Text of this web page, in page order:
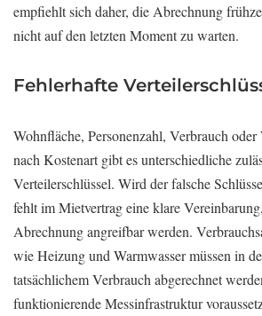
empfiehlt sich daher, die Abrechnung
nicht auf den letzten Moment zu warten.
Fehlerhafte
Wohnfläche, Personenzahl, Verbrauch oder
nach Kostenart gibt es unterschiedliche
Verteilerschlüssel. Wird der falsche
fehlt im Mietvertrag eine klare
Abrechnung angreifbar werden.
wie Heizung und Warmwasser müssen in
tatsächlichem Verbrauch abgerechnet
funktionierende Messinfrastruktur